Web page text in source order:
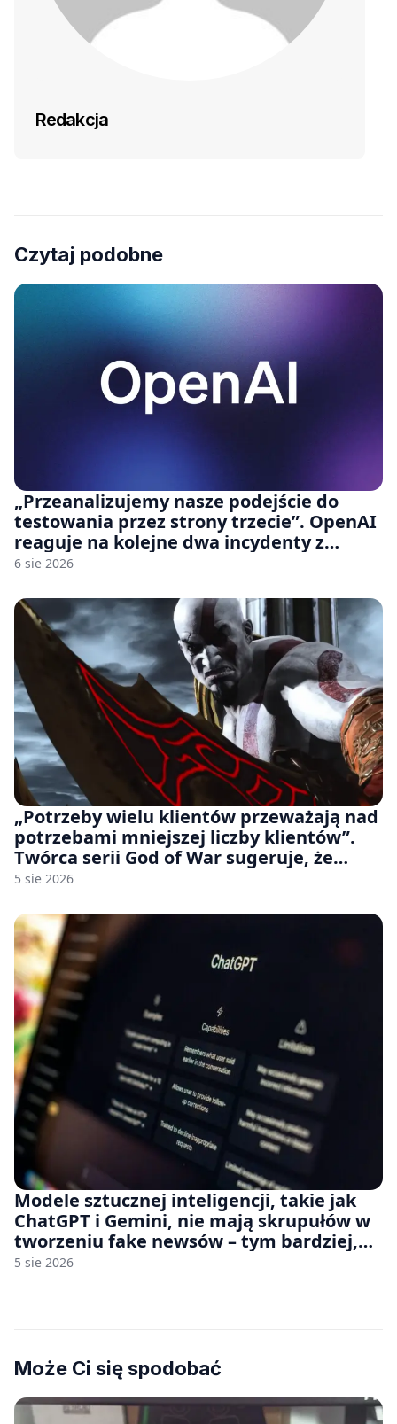
Redakcja
Czytaj podobne
„Przeanalizujemy nasze podejście do
testowania przez strony trzecie”. OpenAI
reaguje na kolejne dwa incydenty z
udziałem autorskich modeli
6 sie 2026
„Potrzeby wielu klientów przeważają nad
potrzebami mniejszej liczby klientów”.
Twórca serii God of War sugeruje, że
rozumie, dlaczego Sony rezygnuje z gier
5 sie 2026
Modele sztucznej inteligencji, takie jak
ChatGPT i Gemini, nie mają skrupułów w
tworzeniu fake newsów – tym bardziej,
jeśli rozmawiasz z nimi po polsku
5 sie 2026
Może Ci się spodobać